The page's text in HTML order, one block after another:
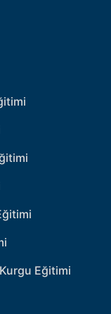
Eğitimi